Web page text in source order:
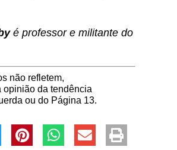
é professor e militante do
não refletem,
opinião da tendência
ou do Página 13.